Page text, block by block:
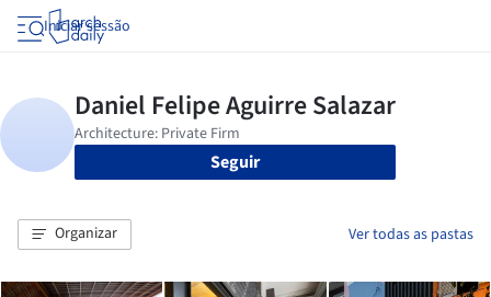
Iniciar sessão
Seguir
Organizar Ver todas as pastas